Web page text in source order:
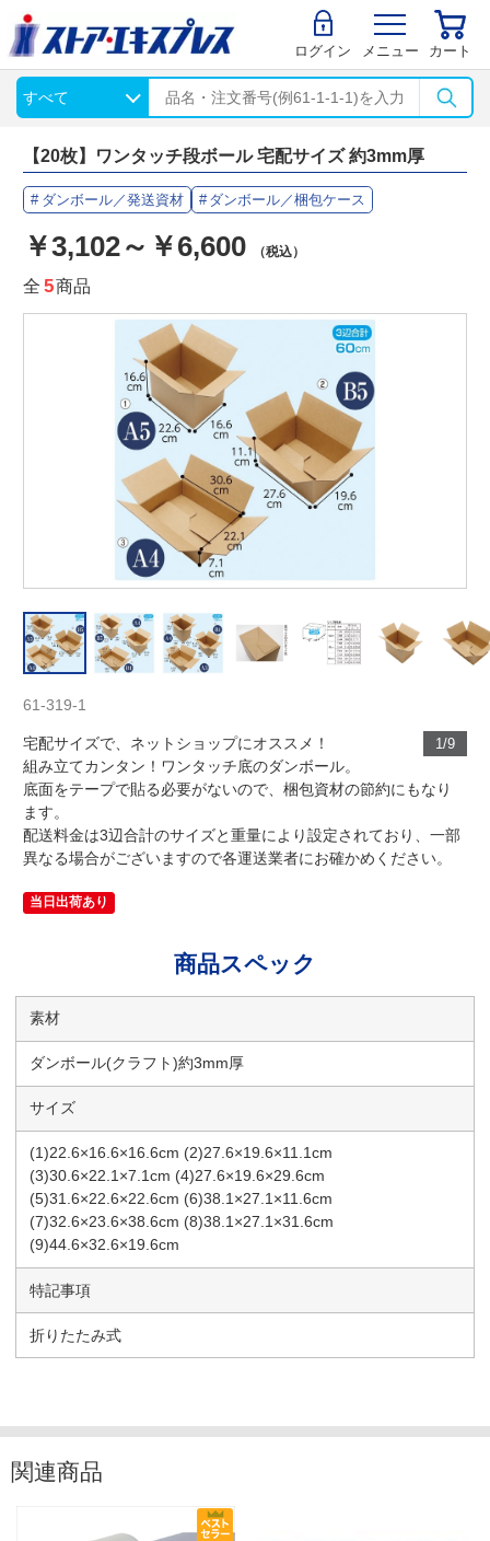
ログイン メニュー カート
【20枚】ワンタッチ段ボール 宅配サイズ 約3mm厚
ダンボール／発送資材 ダンボール／梱包ケース
￥3,102～￥6,600 （税込）
全 5商品
1/9
61-319-1
宅配サイズで、ネットショップにオススメ！
組み立てカンタン！ワンタッチ底のダンボール。
底面をテープで貼る必要がないので、梱包資材の節約にもなり
ます。
配送料金は3辺合計のサイズと重量により設定されており、一部
異なる場合がございますので各運送業者にお確かめください。
当日出荷あり
商品スペック
素材
ダンボール(クラフト)約3mm厚
サイズ
(1)22.6×16.6×16.6cm (2)27.6×19.6×11.1cm
(3)30.6×22.1×7.1cm (4)27.6×19.6×29.6cm
(5)31.6×22.6×22.6cm (6)38.1×27.1×11.6cm
(7)32.6×23.6×38.6cm (8)38.1×27.1×31.6cm
(9)44.6×32.6×19.6cm
特記事項
折りたたみ式
関連商品